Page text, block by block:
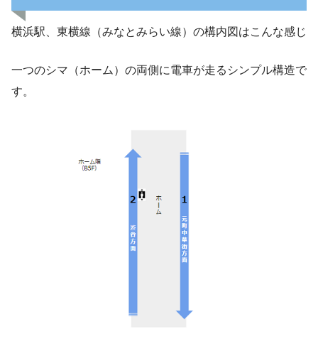
横浜駅、東横線（みなとみらい線）の構内図はこんな感じ
一つのシマ（ホーム）の両側に電車が走るシンプル構造で
す。